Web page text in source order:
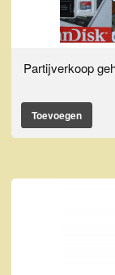
Partijverkoop
Toevoegen